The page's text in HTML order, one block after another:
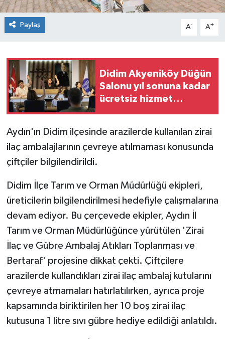
Paylaş A- A+
Didim Akyeniköy Düğün
Salonu yıl sonuna kadar
ücretsiz hizmet
Aydın'ın Didim ilçesinde arazilerde kullanılan zirai
ilaç ambalajlarının çevreye atılmaması konusunda
çiftçiler bilgilendirildi.
Didim İlçe Tarım ve Orman Müdürlüğü ekipleri,
üreticilerin bilgilendirilmesi hedefiyle çalışmalarına
devam ediyor. Bu çerçevede ekipler, Aydın İl
Tarım ve Orman Müdürlüğünce yürütülen 'Zirai
İlaç ve Gübre Ambalaj Atıkları Toplanması ve
Bertaraf' projesine dikkat çekti. Çiftçilere
arazilerde kullandıkları zirai ilaç ambalaj kutularını
çevreye atmamaları hatırlatılırken, ayrıca proje
kapsamında biriktirilen her 10 boş zirai ilaç
kutusuna 1 litre sıvı gübre hediye edildiği anlatıldı.